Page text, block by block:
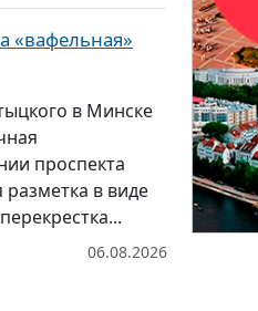
«вафельная»
в Минске
проспекта
в виде
06.08.2026